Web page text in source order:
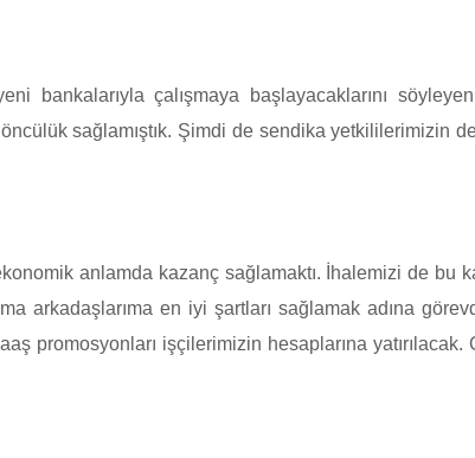
bankalarıyla çalışmaya başlayacaklarını
sağlamıştık. Şimdi de sendika yetkililerimizin
anlamda kazanç sağlamaktı. İhalemizi de bu
arkadaşlarıma en iyi şartları sağlamak adına
promosyonları işçilerimizin hesaplarına yatırılacak.